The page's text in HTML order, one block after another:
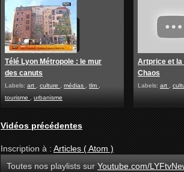
Télé Lyon Métropole : le mur
des canuts
Labels: art , culture , médias , tlm ,
tourisme , urbanisme
Artprice et la
Chaos
Labels: art ,
Vidéos précédentes
Inscription à :Articles ( Atom )
Toutes nos playlists sur Youtube.com/